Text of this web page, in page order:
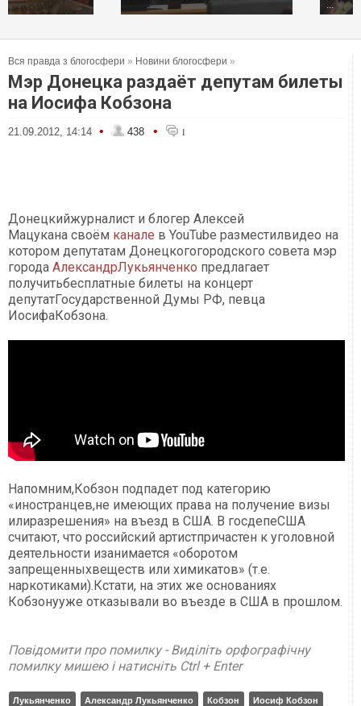
Вся правда з блогосфери » Новини блогосфери »
Мэр Донецка раздаёт депутам билеты
на Иосифа Кобзона
21.09.2012, 14:14 • 438 • 1
Донецкийжурналист и блогер Алексей
Мацукана своём канале в YouTube разместилвидео на
котором депутатам Донецкогогородского совета мэр
города АлександрЛукьянченко предлагает
получитьбесплатные билеты на концерт
депутатГосударственной Думы РФ, певца
ИосифаКобзона.
Напомним,Кобзон подпадет под категорию
«иностранцев,не имеющих права на получение визы
илиразрешения» на въезд в США. В госдепеСША
считают, что российский артистпричастен к уголовной
деятельности изанимается «оборотом
запрещенныхвеществ или химикатов» (т.е.
наркотиками).Кстати, на этих же основаниях
Кобзонууже отказывали во въезде в США в прошлом.
Повідомити про помилку - Виділіть орфографічну
помилку мишею і натисніть Ctrl + Enter
Лукьянченко Александр Лукьянченко Кобзон
Иосиф Кобзон